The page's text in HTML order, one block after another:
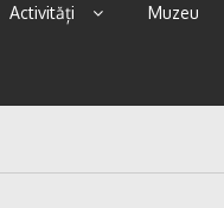
Activități Muzeu